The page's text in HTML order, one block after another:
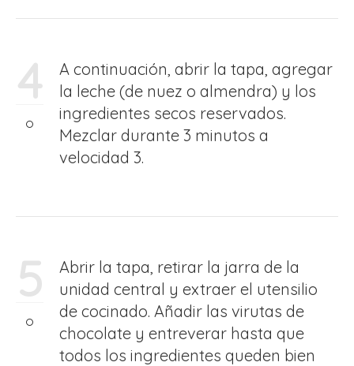
4
A continuación, abrir la tapa, agregar
la leche (de nuez o almendra) y los
ingredientes secos reservados.
Mezclar durante 3 minutos a
velocidad 3.
5
Abrir la tapa, retirar la jarra de la
unidad central y extraer el utensilio
de cocinado. Añadir las virutas de
chocolate y entreverar hasta que
todos los ingredientes queden bien